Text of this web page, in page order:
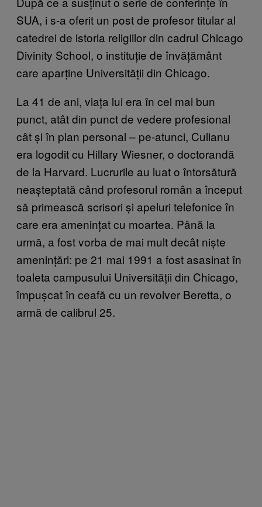
SUA, i s-a oferit un post de profesor titular al
catedrei de istoria religiilor din cadrul Chicago
Divinity School, o instituție de învățământ
care aparține Universității din Chicago.
La 41 de ani, viața lui era în cel mai bun
punct, atât din punct de vedere profesional
cât și în plan personal – pe-atunci, Culianu
era logodit cu Hillary Wiesner, o doctorandă
de la Harvard. Lucrurile au luat o întorsătură
neașteptată când profesorul român a început
să primească scrisori și apeluri telefonice în
care era amenințat cu moartea. Până la
urmă, a fost vorba de mai mult decât niște
amenințări: pe 21 mai 1991 a fost asasinat în
toaleta campusului Universității din Chicago,
împușcat în ceafă cu un revolver Beretta, o
armă de calibrul 25.